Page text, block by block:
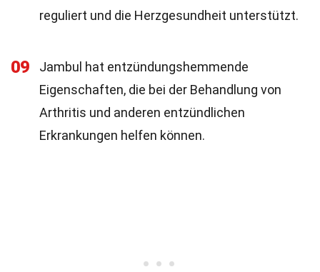
reguliert und die Herzgesundheit unterstützt.
09
Jambul hat entzündungshemmende
Eigenschaften, die bei der Behandlung von
Arthritis und anderen entzündlichen
Erkrankungen helfen können.